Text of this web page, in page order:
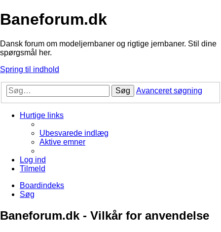
Baneforum.dk
Dansk forum om modeljernbaner og rigtige jernbaner. Stil dine
spørgsmål her.
Spring til indhold
Søg Avanceret søgning
Hurtige links
Ubesvarede indlæg
Aktive emner
Log ind
Tilmeld
Boardindeks
Søg
Baneforum.dk - Vilkår for anvendelse